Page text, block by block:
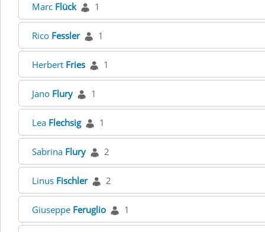
Marc Flück 1
Rico Fessler 1
Herbert Fries 1
Jano Flury 1
Lea Flechsig 1
Sabrina Flury 2
Linus Fischler 2
Giuseppe Feruglio 1